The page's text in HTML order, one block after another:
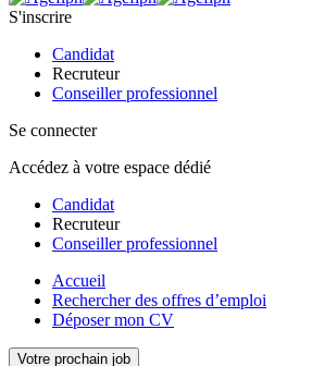
S'inscrire
Candidat
Recruteur
Conseiller professionnel
Se connecter
Accédez à votre espace dédié
Candidat
Recruteur
Conseiller professionnel
Accueil
Rechercher des offres d’emploi
Déposer mon CV
Votre prochain job